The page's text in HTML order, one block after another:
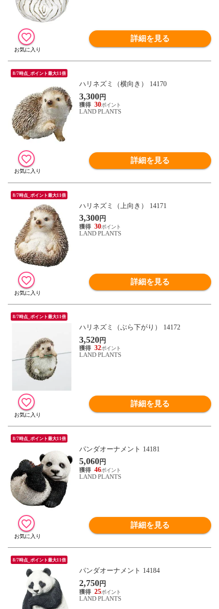
詳細を見る
8/7時点_ポイント最大11倍
ハリネズミ（横向き） 14170
3,300円
30
LAND PLANTS
詳細を見る
8/7時点_ポイント最大11倍
ハリネズミ（上向き） 14171
3,300円
30
LAND PLANTS
詳細を見る
8/7時点_ポイント最大11倍
ハリネズミ（ぶら下がり） 14172
3,520円
32
LAND PLANTS
詳細を見る
8/7時点_ポイント最大11倍
パンダオーナメント 14181
5,060円
46
LAND PLANTS
詳細を見る
8/7時点_ポイント最大11倍
パンダオーナメント 14184
2,750円
25
LAND PLANTS